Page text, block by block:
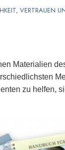
VERTRAUEN
Materialien
zu helfen,